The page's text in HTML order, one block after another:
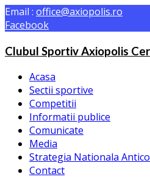
Email : office@axiopolis.ro
Facebook
Clubul Sportiv Axiopolis
Acasa
Sectii sportive
Competitii
Informatii publice
Comunicate
Media
Strategia Nationala
Contact